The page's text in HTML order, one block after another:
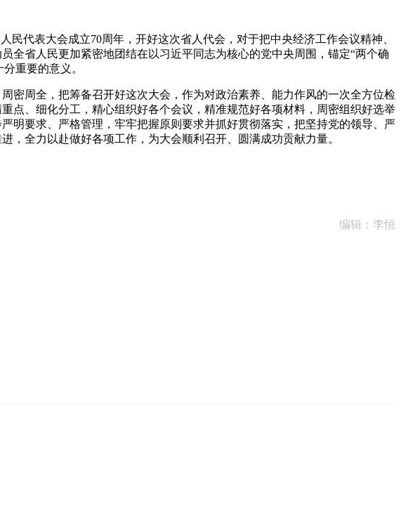
代表大会成立70周年，开好这次省人代会，对于把中央经济工作会议精神、
全省人民更加紧密地团结在以习近平同志为核心的党中央周围，锚定“两个确
重要的意义。
周全，把筹备召开好这次大会，作为对政治素养、能力作风的一次全方位检
点、细化分工，精心组织好各个会议，精准规范好各项材料，周密组织好选举
明要求、严格管理，牢牢把握原则要求并抓好贯彻落实，把坚持党的领导、严
全力以赴做好各项工作，为大会顺利召开、圆满成功贡献力量。
编辑：李恒